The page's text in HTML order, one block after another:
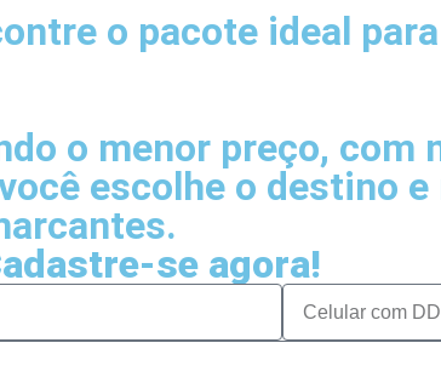
o pacote ideal
o menor preço, com
escolhe o destino
se agora!